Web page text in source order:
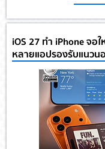
iOS 27 ทำ iPhone จอ
หลายแอปรองรับแนวน